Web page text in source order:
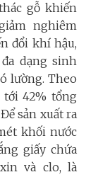
gỗ khiến
nghiêm
đổi khí hậu,
dạng sinh
lường. Theo
tới 42% tổng
sản xuất ra
khối nước
giấy chứa
và clo, là